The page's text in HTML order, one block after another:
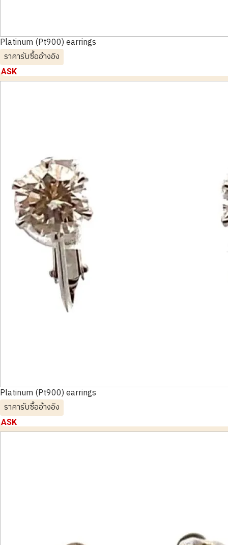
Platinum (Pt900) earrings
ราคารับซื้ออ้างอิง
ASK
Platinum (Pt900) earrings
ราคารับซื้ออ้างอิง
ASK